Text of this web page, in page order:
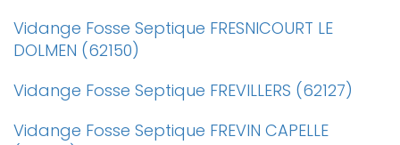
Vidange Fosse Septique FRESNICOURT LE
DOLMEN (62150)
Vidange Fosse Septique FREVILLERS (62127)
Vidange Fosse Septique FREVIN CAPELLE